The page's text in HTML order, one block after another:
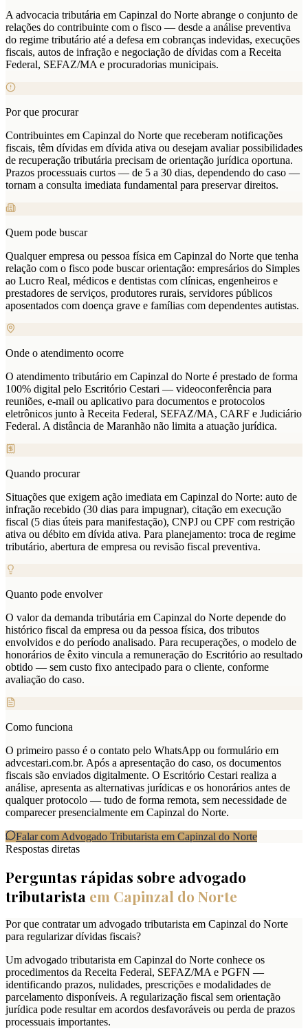
A advocacia tributária em Capinzal do Norte abrange o conjunto de
relações do contribuinte com o fisco — desde a análise preventiva
do regime tributário até a defesa em cobranças indevidas, execuções
fiscais, autos de infração e negociação de dívidas com a Receita
Federal, SEFAZ/MA e procuradorias municipais.
Por que procurar
Contribuintes em Capinzal do Norte que receberam notificações
fiscais, têm dívidas em dívida ativa ou desejam avaliar possibilidades
de recuperação tributária precisam de orientação jurídica oportuna.
Prazos processuais curtos — de 5 a 30 dias, dependendo do caso —
tornam a consulta imediata fundamental para preservar direitos.
Quem pode buscar
Qualquer empresa ou pessoa física em Capinzal do Norte que tenha
relação com o fisco pode buscar orientação: empresários do Simples
ao Lucro Real, médicos e dentistas com clínicas, engenheiros e
prestadores de serviços, produtores rurais, servidores públicos
aposentados com doença grave e famílias com dependentes autistas.
Onde o atendimento ocorre
O atendimento tributário em Capinzal do Norte é prestado de forma
100% digital pelo Escritório Cestari — videoconferência para
reuniões, e-mail ou aplicativo para documentos e protocolos
eletrônicos junto à Receita Federal, SEFAZ/MA, CARF e Judiciário
Federal. A distância de Maranhão não limita a atuação jurídica.
Quando procurar
Situações que exigem ação imediata em Capinzal do Norte: auto de
infração recebido (30 dias para impugnar), citação em execução
fiscal (5 dias úteis para manifestação), CNPJ ou CPF com restrição
ativa ou débito em dívida ativa. Para planejamento: troca de regime
tributário, abertura de empresa ou revisão fiscal preventiva.
Quanto pode envolver
O valor da demanda tributária em Capinzal do Norte depende do
histórico fiscal da empresa ou da pessoa física, dos tributos
envolvidos e do período analisado. Para recuperações, o modelo de
honorários de êxito vincula a remuneração do Escritório ao resultado
obtido — sem custo fixo antecipado para o cliente, conforme
avaliação do caso.
Como funciona
O primeiro passo é o contato pelo WhatsApp ou formulário em
advcestari.com.br. Após a apresentação do caso, os documentos
fiscais são enviados digitalmente. O Escritório Cestari realiza a
análise, apresenta as alternativas jurídicas e os honorários antes de
qualquer protocolo — tudo de forma remota, sem necessidade de
comparecer presencialmente em Capinzal do Norte.
Falar com Advogado Tributarista em Capinzal do Norte
Respostas diretas
Perguntas rápidas sobre advogado
tributarista em Capinzal do Norte
Por que contratar um advogado tributarista em Capinzal do Norte
para regularizar dívidas fiscais?
Um advogado tributarista em Capinzal do Norte conhece os
procedimentos da Receita Federal, SEFAZ/MA e PGFN —
identificando prazos, nulidades, prescrições e modalidades de
parcelamento disponíveis. A regularização fiscal sem orientação
jurídica pode resultar em acordos desfavoráveis ou perda de prazos
processuais importantes.